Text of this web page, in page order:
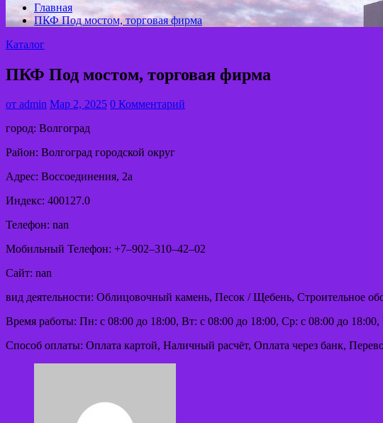
Главная
ПКФ Под мостом, торговая фирма
Каталог
ПКФ Под мостом, торговая фирма
от admin Мар 2, 2025 0 Комментарий
город: Волгоград
Район: Волгоград городской округ
Адрес: Воссоединения, 2а
Индекс: 400127.0
Телефон: nan
Мобильный Телефон: +7‒902‒310‒42‒02
Сайт: nan
вид деятельности: Облицовочный камень, Песок / Щебень, Строительное
Время работы: Пн: с 08:00 до 18:00, Вт: с 08:00 до 18:00, Ср: с 08:00 до
Способ оплаты: Оплата картой, Наличный расчёт, Оплата через банк,